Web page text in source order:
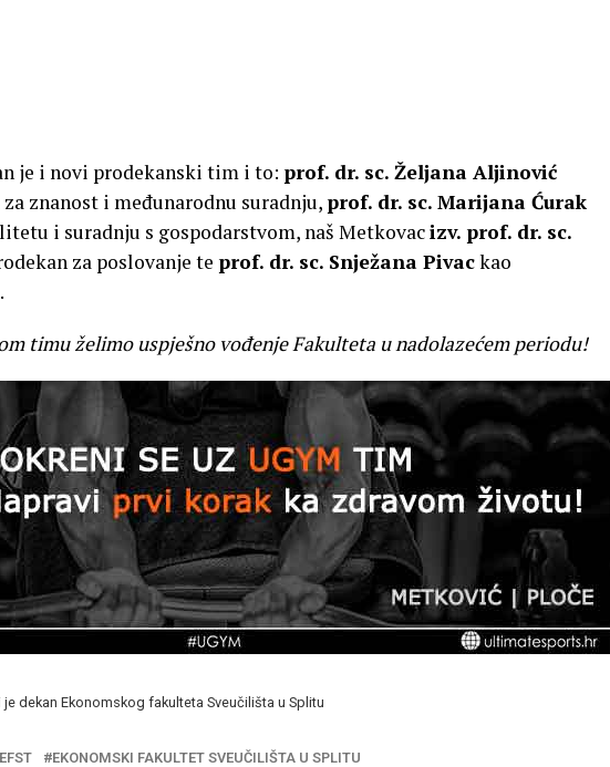
je i novi prodekanski tim i to: prof. dr. sc. Željana Aljinović
znanost i međunarodnu suradnju, prof. dr. sc. Marijana Ćurak
i suradnju s gospodarstvom, naš Metkovacizv. prof. dr. sc.
za poslovanje te prof. dr. sc. Snježana Pivackao
timu želimo uspješno vođenje Fakulteta u nadolazećem periodu!
dekan Ekonomskog fakulteta Sveučilišta u Splitu
EFST
EKONOMSKI FAKULTET SVEUČILIŠTA U SPLITU